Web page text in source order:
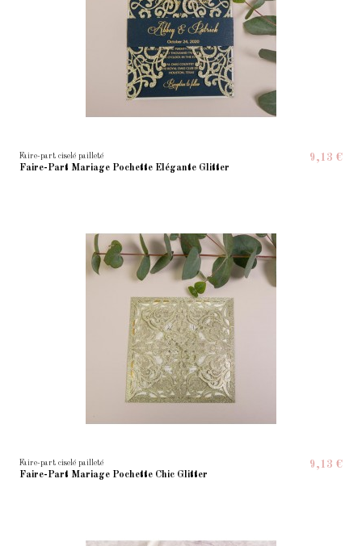
Faire-part ciselé pailleté
Faire-Part Mariage Pochette Elégante Glitter
9,13 €
Faire-part ciselé pailleté
Faire-Part Mariage Pochette Chic Glitter
9,13 €